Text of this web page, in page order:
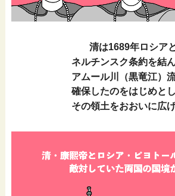
清は1689年ロシア
ネルチンスク条約を結
アムール川（黒竜江）
確保したのをはじめと
その領土をおおいに広げ